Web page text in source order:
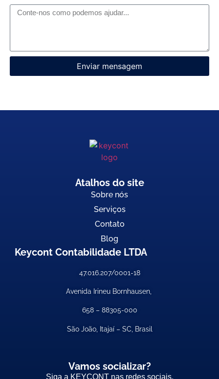
Enviar mensagem
Atalhos do site
Sobre nós
Serviços
Contato
Blog
Keycont Contabilidade LTDA
47.016.207/0001-18
Avenida Irineu Bornhausen,
658 – 88305-000
São João, Itajaí – SC, Brasil
Vamos socializar?
Siga a KEYCONT nas redes sociais.